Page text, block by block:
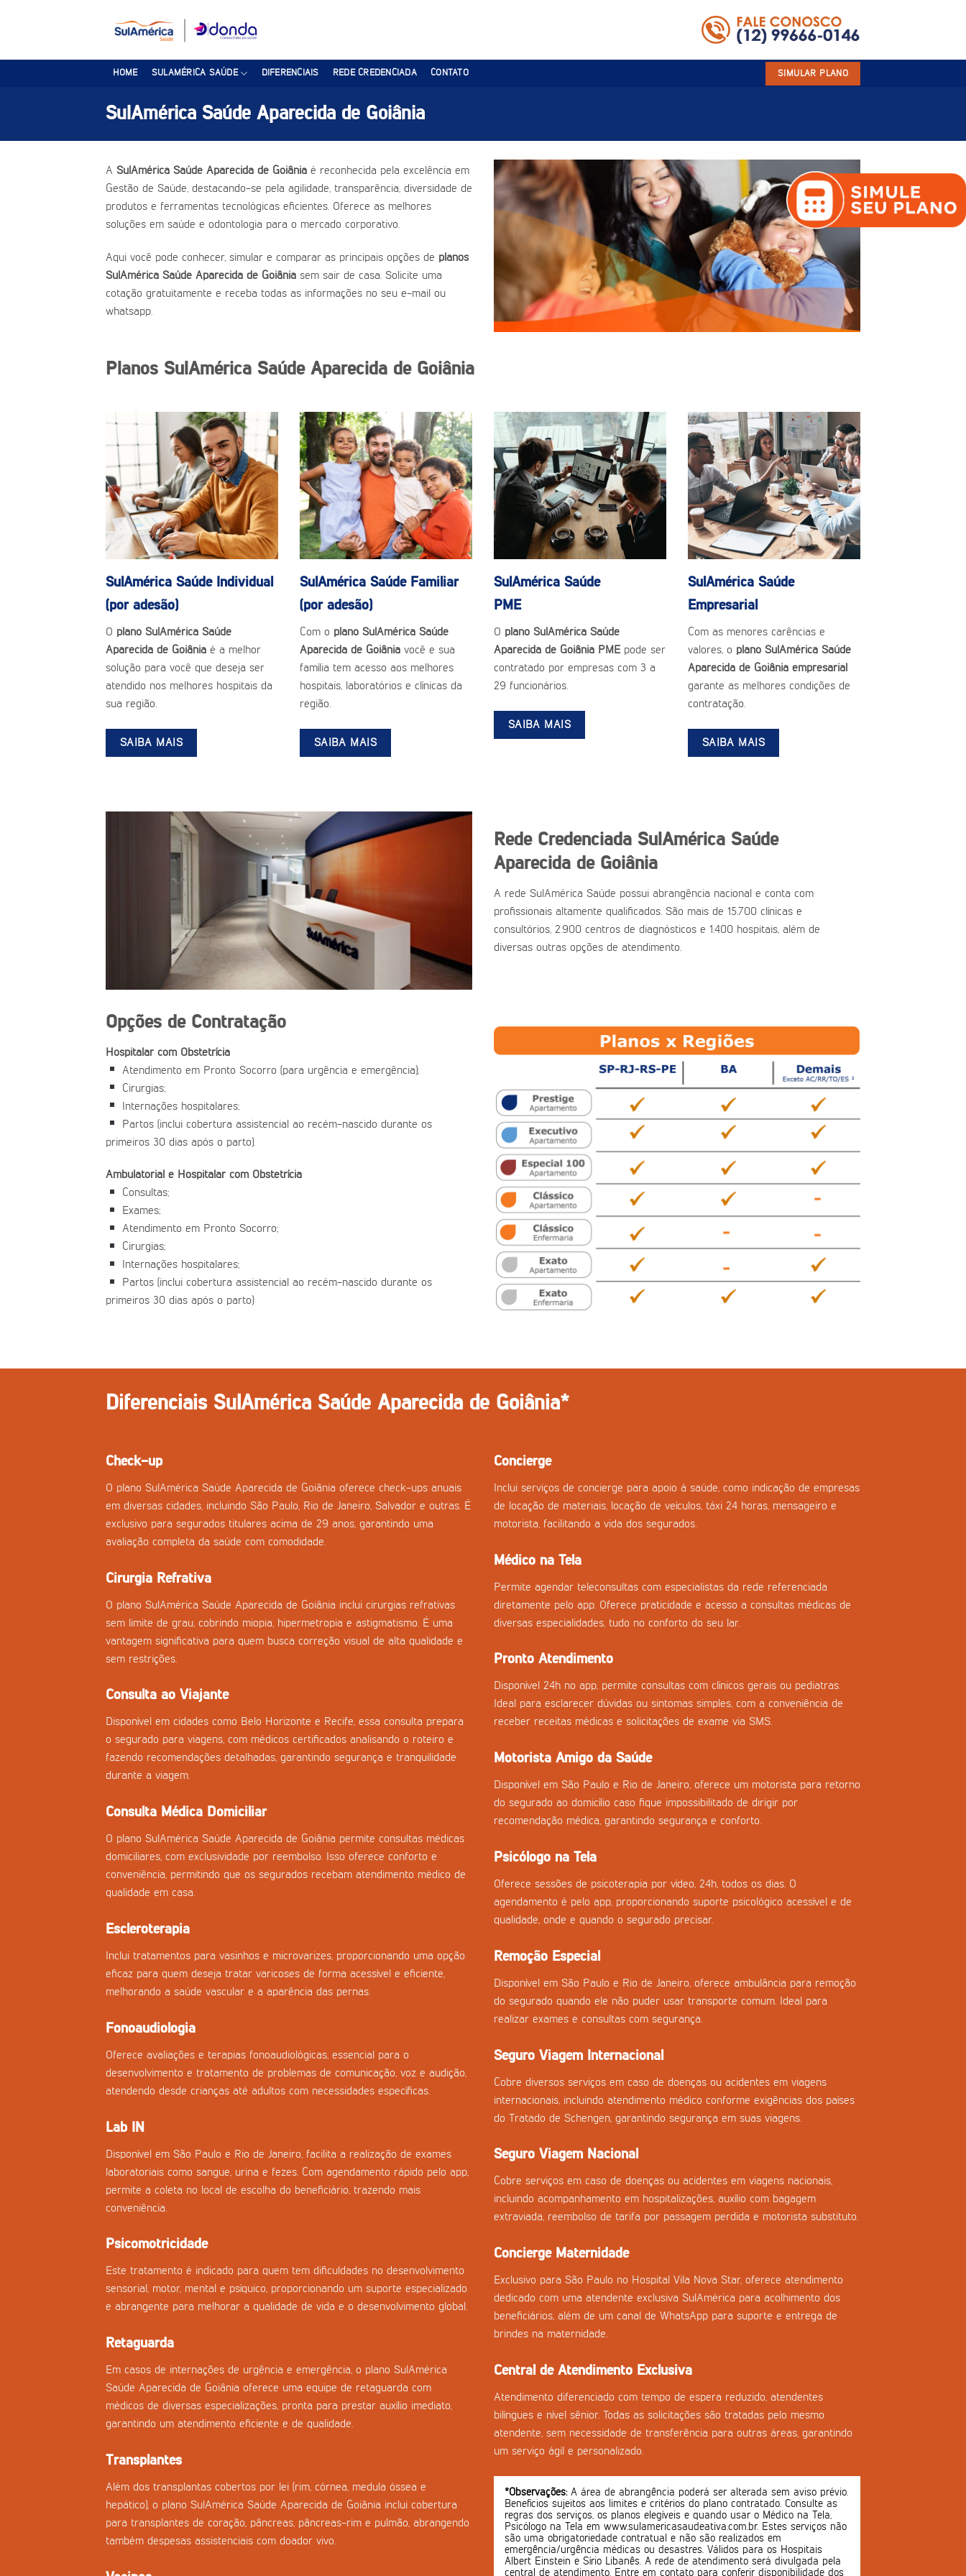
HOME SULAMÉRICA SAÚDE DIFERENCIAIS REDE CREDENCIADA CONTATO SIMULAR PLANO
SulAmérica Saúde Aparecida de Goiânia
A SulAmérica Saúde Aparecida de Goiânia é reconhecida pela excelência em
Gestão de Saúde, destacando-se pela agilidade, transparência, diversidade de
produtos e ferramentas tecnológicas eficientes. Oferece as melhores
soluções em saúde e odontologia para o mercado corporativo.
Aqui você pode conhecer, simular e comparar as principais opções de planos
SulAmérica Saúde Aparecida de Goiânia sem sair de casa. Solicite uma
cotação gratuitamente e receba todas as informações no seu e-mail ou
whatsapp.
Planos SulAmérica Saúde Aparecida de Goiânia
SulAmérica Saúde Individual
(por adesão)
O plano SulAmérica Saúde
Aparecida de Goiânia é a melhor
solução para você que deseja ser
atendido nos melhores hospitais da
sua região.
SAIBA MAIS
SulAmérica Saúde Familiar
(por adesão)
Com o plano SulAmérica Saúde
Aparecida de Goiânia você e sua
família tem acesso aos melhores
hospitais, laboratórios e clínicas da
região.
SAIBA MAIS
SulAmérica Saúde
PME
O plano SulAmérica Saúde
Aparecida de Goiânia PME pode ser
contratado por empresas com 3 a
29 funcionários.
SAIBA MAIS
SulAmérica Saúde
Empresarial
Com as menores carências e
valores, o plano SulAmérica Saúde
Aparecida de Goiânia empresarial
garante as melhores condições de
contratação.
SAIBA MAIS
Rede Credenciada SulAmérica Saúde
Aparecida de Goiânia
A rede SulAmérica Saúde possui abrangência nacional e conta com
profissionais altamente qualificados. São mais de 15.700 clínicas e
consultórios, 2.900 centros de diagnósticos e 1.400 hospitais, além de
diversas outras opções de atendimento.
Opções de Contratação
Hospitalar com Obstetrícia
Atendimento em Pronto Socorro (para urgência e emergência);
Cirurgias;
Internações hospitalares;
Partos (inclui cobertura assistencial ao recém-nascido durante os
primeiros 30 dias após o parto).
Ambulatorial e Hospitalar com Obstetrícia
Consultas;
Exames;
Atendimento em Pronto Socorro;
Cirurgias;
Internações hospitalares;
Partos (inclui cobertura assistencial ao recém-nascido durante os
primeiros 30 dias após o parto)
Diferenciais SulAmérica Saúde Aparecida de Goiânia*
Check-up
O plano SulAmérica Saúde Aparecida de Goiânia oferece check-ups anuais
em diversas cidades, incluindo São Paulo, Rio de Janeiro, Salvador e outras. É
exclusivo para segurados titulares acima de 29 anos, garantindo uma
avaliação completa da saúde com comodidade.
Cirurgia Refrativa
O plano SulAmérica Saúde Aparecida de Goiânia inclui cirurgias refrativas
sem limite de grau, cobrindo miopia, hipermetropia e astigmatismo. É uma
vantagem significativa para quem busca correção visual de alta qualidade e
sem restrições.
Consulta ao Viajante
Disponível em cidades como Belo Horizonte e Recife, essa consulta prepara
o segurado para viagens, com médicos certificados analisando o roteiro e
fazendo recomendações detalhadas, garantindo segurança e tranquilidade
durante a viagem.
Consulta Médica Domiciliar
O plano SulAmérica Saúde Aparecida de Goiânia permite consultas médicas
domiciliares, com exclusividade por reembolso. Isso oferece conforto e
conveniência, permitindo que os segurados recebam atendimento médico de
qualidade em casa.
Escleroterapia
Inclui tratamentos para vasinhos e microvarizes, proporcionando uma opção
eficaz para quem deseja tratar varicoses de forma acessível e eficiente,
melhorando a saúde vascular e a aparência das pernas.
Fonoaudiologia
Oferece avaliações e terapias fonoaudiológicas, essencial para o
desenvolvimento e tratamento de problemas de comunicação, voz e audição,
atendendo desde crianças até adultos com necessidades específicas.
Lab IN
Disponível em São Paulo e Rio de Janeiro, facilita a realização de exames
laboratoriais como sangue, urina e fezes. Com agendamento rápido pelo app,
permite a coleta no local de escolha do beneficiário, trazendo mais
conveniência.
Psicomotricidade
Este tratamento é indicado para quem tem dificuldades no desenvolvimento
sensorial, motor, mental e psíquico, proporcionando um suporte especializado
e abrangente para melhorar a qualidade de vida e o desenvolvimento global.
Retaguarda
Em casos de internações de urgência e emergência, o plano SulAmérica
Saúde Aparecida de Goiânia oferece uma equipe de retaguarda com
médicos de diversas especializações, pronta para prestar auxílio imediato,
garantindo um atendimento eficiente e de qualidade.
Transplantes
Além dos transplantas cobertos por lei (rim, córnea, medula óssea e
hepático), o plano SulAmérica Saúde Aparecida de Goiânia inclui cobertura
para transplantes de coração, pâncreas, pâncreas-rim e pulmão, abrangendo
também despesas assistenciais com doador vivo.
Concierge
Inclui serviços de concierge para apoio à saúde, como indicação de empresas
de locação de materiais, locação de veículos, táxi 24 horas, mensageiro e
motorista, facilitando a vida dos segurados.
Médico na Tela
Permite agendar teleconsultas com especialistas da rede referenciada
diretamente pelo app. Oferece praticidade e acesso a consultas médicas de
diversas especialidades, tudo no conforto do seu lar.
Pronto Atendimento
Disponível 24h no app, permite consultas com clínicos gerais ou pediatras.
Ideal para esclarecer dúvidas ou sintomas simples, com a conveniência de
receber receitas médicas e solicitações de exame via SMS.
Motorista Amigo da Saúde
Disponível em São Paulo e Rio de Janeiro, oferece um motorista para retorno
do segurado ao domicílio caso fique impossibilitado de dirigir por
recomendação médica, garantindo segurança e conforto.
Psicólogo na Tela
Oferece sessões de psicoterapia por vídeo, 24h, todos os dias. O
agendamento é pelo app, proporcionando suporte psicológico acessível e de
qualidade, onde e quando o segurado precisar.
Remoção Especial
Disponível em São Paulo e Rio de Janeiro, oferece ambulância para remoção
do segurado quando ele não puder usar transporte comum. Ideal para
realizar exames e consultas com segurança.
Seguro Viagem Internacional
Cobre diversos serviços em caso de doenças ou acidentes em viagens
internacionais, incluindo atendimento médico conforme exigências dos países
do Tratado de Schengen, garantindo segurança em suas viagens.
Seguro Viagem Nacional
Cobre serviços em caso de doenças ou acidentes em viagens nacionais,
incluindo acompanhamento em hospitalizações, auxílio com bagagem
extraviada, reembolso de tarifa por passagem perdida e motorista substituto.
Concierge Maternidade
Exclusivo para São Paulo no Hospital Vila Nova Star, oferece atendimento
dedicado com uma atendente exclusiva SulAmérica para acolhimento dos
beneficiários, além de um canal de WhatsApp para suporte e entrega de
brindes na maternidade.
Central de Atendimento Exclusiva
Atendimento diferenciado com tempo de espera reduzido, atendentes
bilíngues e nível sênior. Todas as solicitações são tratadas pelo mesmo
atendente, sem necessidade de transferência para outras áreas, garantindo
um serviço ágil e personalizado.
*Observações:A área de abrangência poderá ser alterada sem aviso prévio.
Benefícios sujeitos aos limites e critérios do plano contratado. Consulte as
regras dos serviços, os planos elegíveis e quando usar o Médico na Tela,
Psicólogo na Tela em www.sulamericasaudeativa.com.br. Estes serviços não
são uma obrigatoriedade contratual e não são realizados em
emergência/urgência médicas ou desastres. Válidos para os Hospitais
Albert Einstein e Sírio Libanês. A rede de atendimento será divulgada pela
central de atendimento. Entre em contato para conferir disponibilidade dos